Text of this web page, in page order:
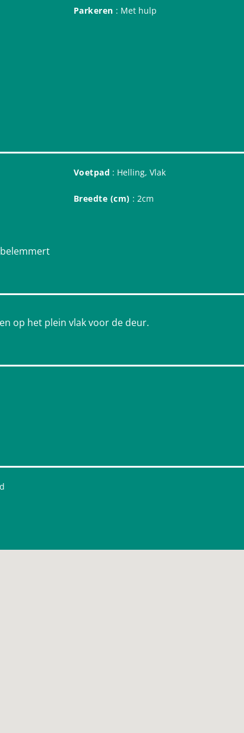
Parkeren : Met hulp
Voetpad : Helling, Vlak
Breedte (cm) : 2cm
op het plein vlak voor de deur.